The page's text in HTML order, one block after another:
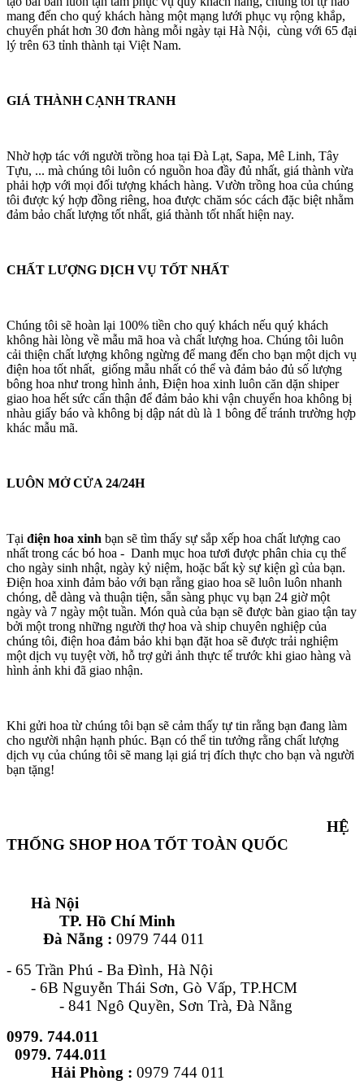
mang đến cho quý khách hàng một mạng lưới phục vụ rộng khắp,
chuyển phát hơn 30 đơn hàng mỗi ngày tại Hà Nội, cùng với 65 đại
lý trên 63 tỉnh thành tại Việt Nam.
GIÁ THÀNH CẠNH TRANH
Nhờ hợp tác với người trồng hoa tại Đà Lạt, Sapa, Mê Linh, Tây
Tựu, ... mà chúng tôi luôn có nguồn hoa đầy đủ nhất, giá thành vừa
phải hợp với mọi đối tượng khách hàng. Vườn trồng hoa của chúng
tôi được ký hợp đồng riêng, hoa được chăm sóc cách đặc biệt nhằm
đảm bảo chất lượng tốt nhất, giá thành tốt nhất hiện nay.
CHẤT LƯỢNG DỊCH VỤ TỐT NHẤT
Chúng tôi sẽ hoàn lại 100% tiền cho quý khách nếu quý khách
không hài lòng về mẫu mã hoa và chất lượng hoa. Chúng tôi luôn
cải thiện chất lượng không ngừng để mang đến cho bạn một dịch vụ
điện hoa tốt nhất, giống mẫu nhất có thể và đảm bảo đủ số lượng
bông hoa như trong hình ảnh, Điện hoa xinh luôn căn dặn shiper
giao hoa hết sức cẩn thận để đảm bảo khi vận chuyển hoa không bị
nhàu giấy báo và không bị dập nát dù là 1 bông để tránh trường hợp
khác mẫu mã.
LUÔN MỞ CỬA 24/24H
Tại điện hoa xinh bạn sẽ tìm thấy sự sắp xếp hoa chất lượng cao
nhất trong các bó hoa - Danh mục hoa tươi được phân chia cụ thể
cho ngày sinh nhật, ngày kỷ niệm, hoặc bất kỳ sự kiện gì của bạn.
Điện hoa xinh đảm bảo với bạn rằng giao hoa sẽ luôn luôn nhanh
chóng, dễ dàng và thuận tiện, sẵn sàng phục vụ bạn 24 giờ một
ngày và 7 ngày một tuần. Món quà của bạn sẽ được bàn giao tận tay
bởi một trong những người thợ hoa và ship chuyên nghiệp của
chúng tôi, điện hoa đảm bảo khi bạn đặt hoa sẽ được trải nghiệm
một dịch vụ tuyệt vời, hỗ trợ gửi ảnh thực tế trước khi giao hàng và
hình ảnh khi đã giao nhận.
Khi gửi hoa từ chúng tôi bạn sẽ cảm thấy tự tin rằng bạn đang làm
cho người nhận hạnh phúc. Bạn có thể tin tưởng rằng chất lượng
dịch vụ của chúng tôi sẽ mang lại giá trị đích thực cho bạn và người
bạn tặng!
HỆ
THỐNG SHOP HOA TỐT TOÀN QUỐC
Hà Nội
TP. Hồ Chí Minh
Đà Nẵng : 0979 744 011
- 65 Trần Phú - Ba Đình, Hà Nội
- 6B Nguyễn Thái Sơn, Gò Vấp, TP.HCM
- 841 Ngô Quyền, Sơn Trà, Đà Nẵng
0979. 744.011
0979. 744.011
Hải Phòng : 0979 744 011